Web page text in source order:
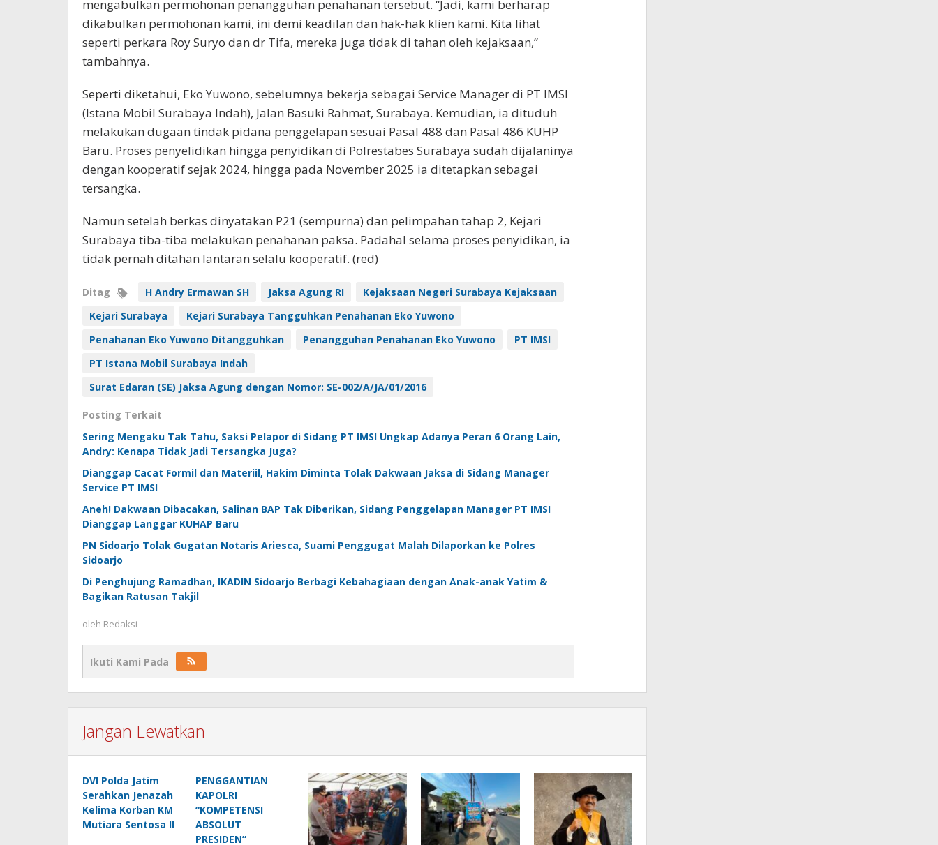
mengabulkan permohonan penangguhan penahanan tersebut. “Jadi, kami berharap
dikabulkan permohonan kami, ini demi keadilan dan hak-hak klien kami. Kita lihat
seperti perkara Roy Suryo dan dr Tifa, mereka juga tidak di tahan oleh kejaksaan,”
tambahnya.
Seperti diketahui, Eko Yuwono, sebelumnya bekerja sebagai Service Manager di PT IMSI
(Istana Mobil Surabaya Indah), Jalan Basuki Rahmat, Surabaya. Kemudian, ia dituduh
melakukan dugaan tindak pidana penggelapan sesuai Pasal 488 dan Pasal 486 KUHP
Baru. Proses penyelidikan hingga penyidikan di Polrestabes Surabaya sudah dijalaninya
dengan kooperatif sejak 2024, hingga pada November 2025 ia ditetapkan sebagai
tersangka.
Namun setelah berkas dinyatakan P21 (sempurna) dan pelimpahan tahap 2, Kejari
Surabaya tiba-tiba melakukan penahanan paksa. Padahal selama proses penyidikan, ia
tidak pernah ditahan lantaran selalu kooperatif. (red)
Ditag H Andry Ermawan SH Jaksa Agung RI
Kejaksaan Negeri Surabaya Kejaksaan
Kejari Surabaya
Kejari Surabaya Tangguhkan Penahanan Eko Yuwono
Penahanan Eko Yuwono Ditangguhkan
Penangguhan Penahanan Eko Yuwono
PT IMSI
PT Istana Mobil Surabaya Indah
Surat Edaran (SE) Jaksa Agung dengan Nomor: SE-002/A/JA/01/2016
Posting Terkait
Sering Mengaku Tak Tahu, Saksi Pelapor di Sidang PT IMSI Ungkap Adanya Peran 6 Orang Lain,
Andry: Kenapa Tidak Jadi Tersangka Juga?
Dianggap Cacat Formil dan Materiil, Hakim Diminta Tolak Dakwaan Jaksa di Sidang Manager
Service PT IMSI
Aneh! Dakwaan Dibacakan, Salinan BAP Tak Diberikan, Sidang Penggelapan Manager PT IMSI
Dianggap Langgar KUHAP Baru
PN Sidoarjo Tolak Gugatan Notaris Ariesca, Suami Penggugat Malah Dilaporkan ke Polres
Sidoarjo
Di Penghujung Ramadhan, IKADIN Sidoarjo Berbagi Kebahagiaan dengan Anak-anak Yatim &
Bagikan Ratusan Takjil
oleh Redaksi
Ikuti Kami Pada
Jangan Lewatkan
DVI Polda Jatim
Serahkan Jenazah
Kelima Korban KM
Mutiara Sentosa II
PENGGANTIAN
KAPOLRI
“KOMPETENSI
ABSOLUT
PRESIDEN”